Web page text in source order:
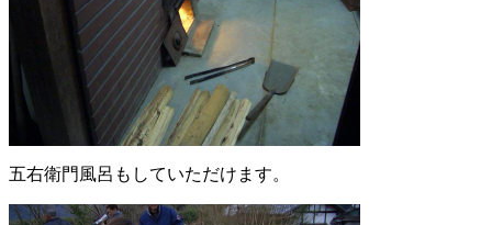
五右衛門風呂もしていただけます。